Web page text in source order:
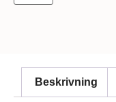
Beskrivning